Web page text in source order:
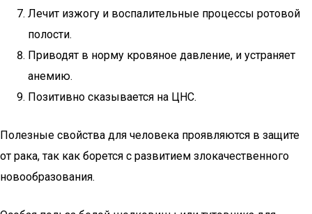
Лечит изжогу и воспалительные процессы ротовой
полости.
Приводят в норму кровяное давление, и устраняет
анемию.
Позитивно сказывается на ЦНС.
Полезные свойства для человека проявляются в защите
от рака, так как борется с развитием злокачественного
новообразования.